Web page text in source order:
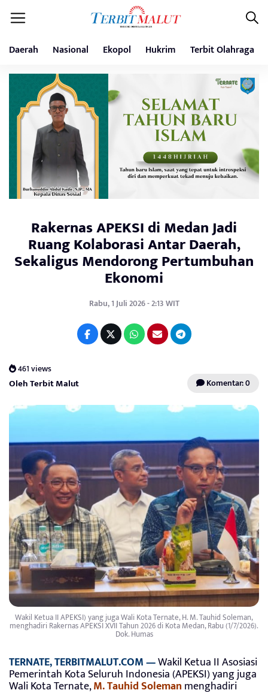
Daerah Nasional Ekopol Hukrim Terbit Olahraga
Rakernas APEKSI di Medan Jadi
Ruang Kolaborasi Antar Daerah,
Sekaligus Mendorong Pertumbuhan
Ekonomi
Rabu, 1 Juli 2026 - 2:13 WIT
461 views
Oleh Terbit Malut Komentar: 0
Wakil Ketua II APEKSI) yang juga Wali Kota Ternate, H. M. Tauhid Soleman,
menghadiri Rakernas APEKSI XVII Tahun 2026 di Kota Medan, Rabu (1/7/2026).
Dok. Humas
TERNATE,TERBITMALUT.COM—Wakil Ketua II Asosiasi
Pemerintah Kota Seluruh Indonesia (APEKSI) yang juga
Wali Kota Ternate,M. Tauhid Soleman menghadiri